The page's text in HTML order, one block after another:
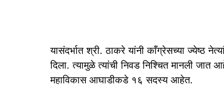
यासंदर्भात श्री. ठाकरे यांनी काँग्रेसच्या ज्येष्ठ
दिला. त्यामुळे त्यांची निवड निश्चित मानली
महाविकास आघाडीकडे १६ सदस्य आहेत.